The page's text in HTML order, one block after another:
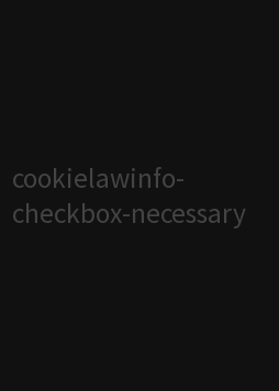
cookielawinfo-
checkbox-necessary